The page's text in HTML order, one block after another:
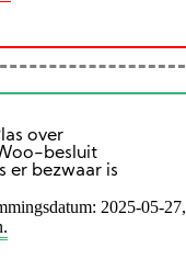
over
besluit
er bezwaar is
2025-05-27,